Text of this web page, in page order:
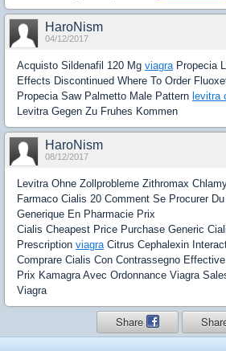
HaroNism
04/12/2017
Acquisto Sildenafil 120 Mg viagra Propecia
Effects Discontinued Where To Order
Propecia Saw Palmetto Male Pattern levitra
Levitra Gegen Zu Fruhes Kommen
HaroNism
08/12/2017
Levitra Ohne Zollprobleme Zithromax
Farmaco Cialis 20 Comment Se Procurer
Generique En Pharmacie Prix
Cialis Cheapest Price Purchase Generic
Prescription viagra Citrus Cephalexin
Comprare Cialis Con Contrassegno
Prix Kamagra Avec Ordonnance Viagra
Viagra
Share